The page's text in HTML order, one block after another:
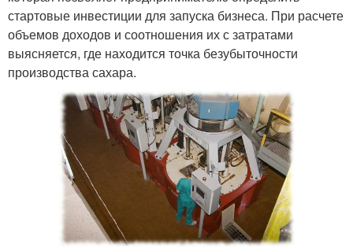
стартовые инвестиции для запуска бизнеса. При расчете
объемов доходов и соотношения их с затратами
выясняется, где находится точка безубыточности
производства сахара.